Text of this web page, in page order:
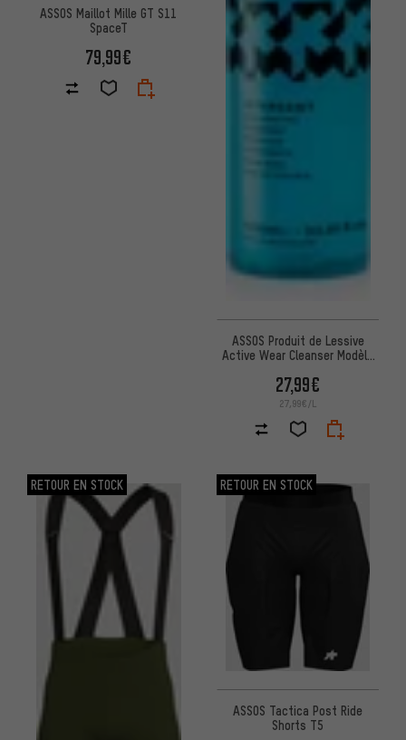
ASSOS Maillot Mille GT S11
SpaceT
79,99€
ASSOS Produit de Lessive
Active Wear Cleanser Modèle
27,99€
27,99€/L
RETOUR EN STOCK RETOUR EN STOCK
ASSOS Tactica Post Ride
Shorts T5